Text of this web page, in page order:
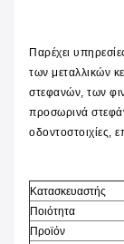
Παρέχει
των μεταλλικών
στεφανών, των
προσωρινά
οδοντοστοιχίες,
Κατασκευαστής
Ποιότητα
Προϊόν